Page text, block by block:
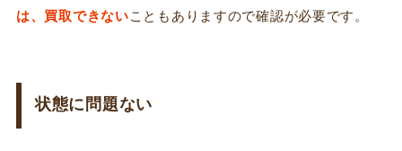
は、買取できない こともありますので確認が必要です。
状態に問題ない